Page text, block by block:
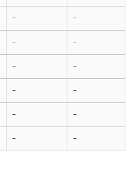
- -
- -
- -
- -
- -
- -